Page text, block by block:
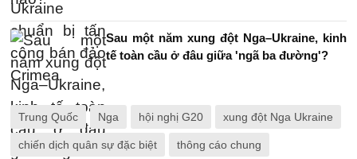
Sau một năm xung đột Nga–Ukraine, kinh
tế toàn cầu ở đâu giữa 'ngã ba đường'?
Trung Quốc Nga hội nghị G20 xung đột Nga Ukraine
chiến dịch quân sự đặc biệt thông cáo chung